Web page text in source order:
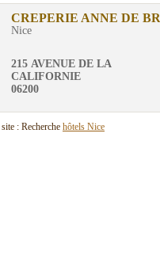
CREPERIE ANNE DE
Nice
215 AVENUE DE LA
CALIFORNIE
06200
: Recherche hôtels Nice